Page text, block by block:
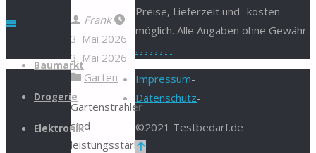
Zum
springen
Baumarkt
Drogerie
Elektronik
Frank
3. Mai 2026
3. Mai 2026
Garten
Gartenstrahler
sind
leistungsstarke
Preise, Lieferzeit und -kosten
möglich. Alle Angaben ohne Gewähr.
. . . . . . . .
Impressum-
Datenschutz-
©2021 Testbedarf.de
Zurück